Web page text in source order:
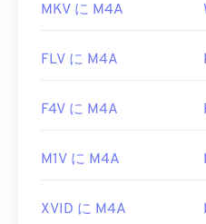
MKV に M4A
FLV に M4A
F4V に M4A
M1V に M4A
XVID に M4A